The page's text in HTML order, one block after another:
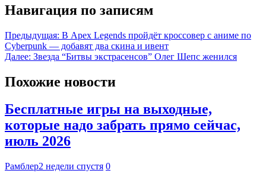
Навигация по записям
Предыдущая: В Apex Legends пройдёт кроссовер с аниме по
Cyberpunk — добавят два скина и ивент
Далее: Звезда “Битвы экстрасенсов” Олег Шепс женился
Похожие новости
Бесплатные игры на выходные,
которые надо забрать прямо сейчас,
июль 2026
Рамблер2 недели спустя 0